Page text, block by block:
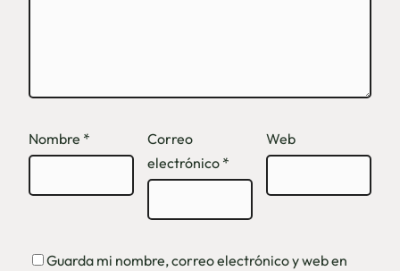
Nombre *
Correo
electrónico *
Web
Guarda mi nombre, correo electrónico y web en